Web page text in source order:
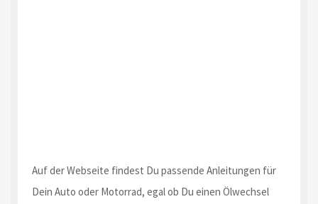
Auf der Webseite findest Du passende Anleitungen für
Dein Auto oder Motorrad, egal ob Du einen Ölwechsel